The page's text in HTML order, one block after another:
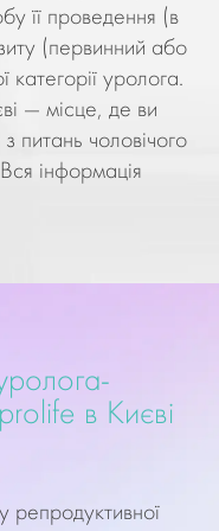
її проведення (в
(первинний або
категорії уролога.
— місце, де ви
питань чоловічого
інформація
в Києві
репродуктивної